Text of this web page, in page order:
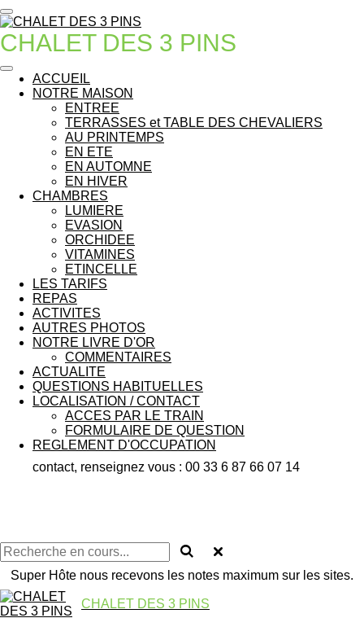
Passer
au
contenu
CHALET DES 3 PINS
ACCUEIL
NOTRE MAISON
ENTREE
TERRASSES et TABLE DES CHEVALIERS
AU PRINTEMPS
EN ETE
EN AUTOMNE
EN HIVER
CHAMBRES
LUMIERE
EVASION
ORCHIDEE
VITAMINES
ETINCELLE
LES TARIFS
REPAS
ACTIVITES
AUTRES PHOTOS
NOTRE LIVRE D'OR
COMMENTAIRES
ACTUALITE
QUESTIONS HABITUELLES
LOCALISATION / CONTACT
ACCES PAR LE TRAIN
FORMULAIRE DE QUESTION
REGLEMENT D'OCCUPATION
contact, renseignez vous : 00 33 6 87 66 07 14
Super Hôte nous recevons les notes maximum sur les sites.
CHALET DES 3 PINS